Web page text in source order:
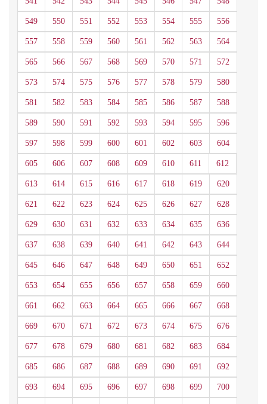
549 550 551 552 553 554 555 556
557 558 559 560 561 562 563 564
565 566 567 568 569 570 571 572
573 574 575 576 577 578 579 580
581 582 583 584 585 586 587 588
589 590 591 592 593 594 595 596
597 598 599 600 601 602 603 604
605 606 607 608 609 610 611 612
613 614 615 616 617 618 619 620
621 622 623 624 625 626 627 628
629 630 631 632 633 634 635 636
637 638 639 640 641 642 643 644
645 646 647 648 649 650 651 652
653 654 655 656 657 658 659 660
661 662 663 664 665 666 667 668
669 670 671 672 673 674 675 676
677 678 679 680 681 682 683 684
685 686 687 688 689 690 691 692
693 694 695 696 697 698 699 700